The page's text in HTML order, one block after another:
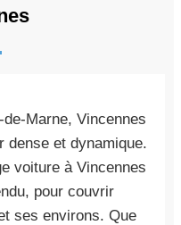
Marne, Vincennes
dense et dynamique.
voiture à Vincennes
pour couvrir
ses environs. Que